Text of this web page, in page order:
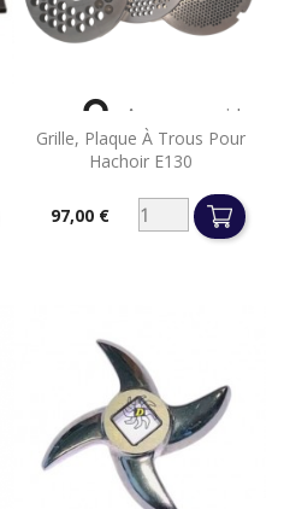
Grille, Plaque À Trous Pour
Hachoir E130
Prix97,00 €
 Aperçu rapide